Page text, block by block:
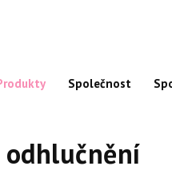
Společnost